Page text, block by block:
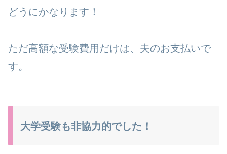
どうにかなります！
ただ高額な受験費用だけは、夫のお支払いで
す。
大学受験も非協力的でした！